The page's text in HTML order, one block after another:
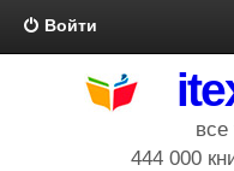
Войти
все
444 000